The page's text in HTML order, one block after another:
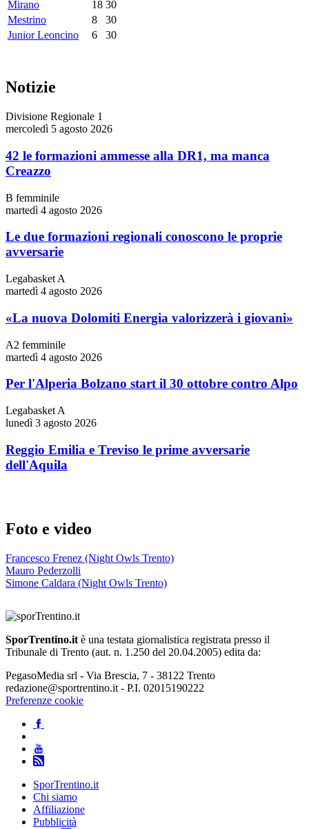
Mirano 18 30
Mestrino
8
30
Junior Leoncino
6 30
Notizie
Divisione Regionale 1
mercoledì 5 agosto 2026
42 le formazioni ammesse alla DR1, ma manca
Creazzo
B femminile
martedì 4 agosto 2026
Le due formazioni regionali conoscono le proprie
avversarie
Legabasket A
martedì 4 agosto 2026
«La nuova Dolomiti Energia valorizzerà i giovani»
A2 femminile
martedì 4 agosto 2026
Per l'Alperia Bolzano start il 30 ottobre contro Alpo
Legabasket A
lunedì 3 agosto 2026
Reggio Emilia e Treviso le prime avversarie
dell'Aquila
Foto e video
Francesco Frenez (Night Owls Trento)
Mauro Pederzolli
Simone Caldara (Night Owls Trento)
SporTrentino.it è una testata giornalistica registrata presso il
Tribunale di Trento (aut. n. 1.250 del 20.04.2005) edita da:
PegasoMedia srl - Via Brescia, 7 - 38122 Trento
redazione@sportrentino.it - P.I. 02015190222
Preferenze cookie
SporTrentino.it
Chi siamo
Affiliazione
Pubblicità